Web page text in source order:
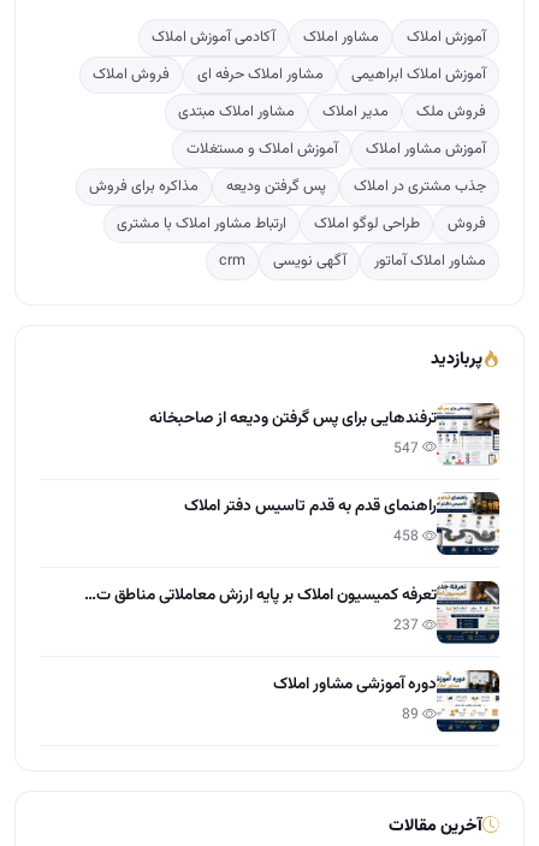
آموزش املاک مشاور املاک
آکادمی آموزش املاک
آموزش املاک ابراهیمی
مشاور املاک حرفه ای
فروش املاک
فروش ملک
مدیر املاک
مشاور املاک مبتدی
آموزش مشاور املاک
آموزش املاک و مستغلات
جذب مشتری در املاک
پس گرفتن ودیعه
مذاکره برای فروش
فروش
طراحی لوگو املاک
ارتباط مشاور املاک با مشتری
مشاور املاک آماتور
آگهی نویسی crm
پربازدید
ترفندهایی برای پس گرفتن ودیعه از صاحبخانه
راهنمای قدم به قدم تاسیس دفتر املاک
تعرفه کمیسیون املاک بر پایه ارزش معاملاتی مناطق ت…
دوره آموزشی مشاور املاک
آخرین مقالات